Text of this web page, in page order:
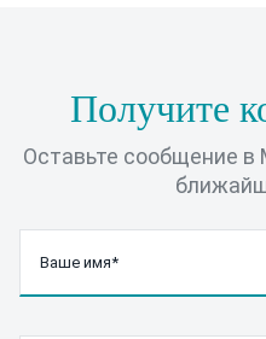
Получите
Оставьте сообщение в